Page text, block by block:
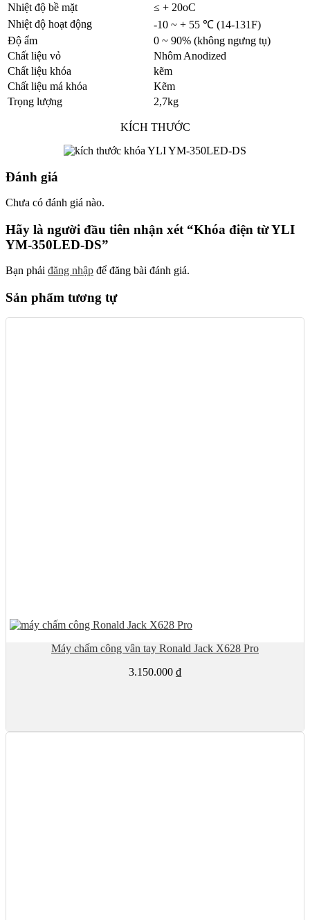
Nhiệt độ bề mặt
≤ + 20oC
Nhiệt độ hoạt động
-10 ~ + 55 ℃ (14-131F)
Độ ẩm
0 ~ 90% (không ngưng tụ)
Chất liệu vỏ
Nhôm Anodized
Chất liệu khóa
kẽm
Chất liệu má khóa
Kẽm
Trọng lượng
2,7kg
KÍCH THƯỚC
Đánh giá
Chưa có đánh giá nào.
Hãy là người đầu tiên nhận xét “Khóa điện từ YLI
YM-350LED-DS”
Bạn phải đăng nhập để đăng bài đánh giá.
Sản phẩm tương tự
Máy chấm công vân tay Ronald Jack X628 Pro
3.150.000 ₫